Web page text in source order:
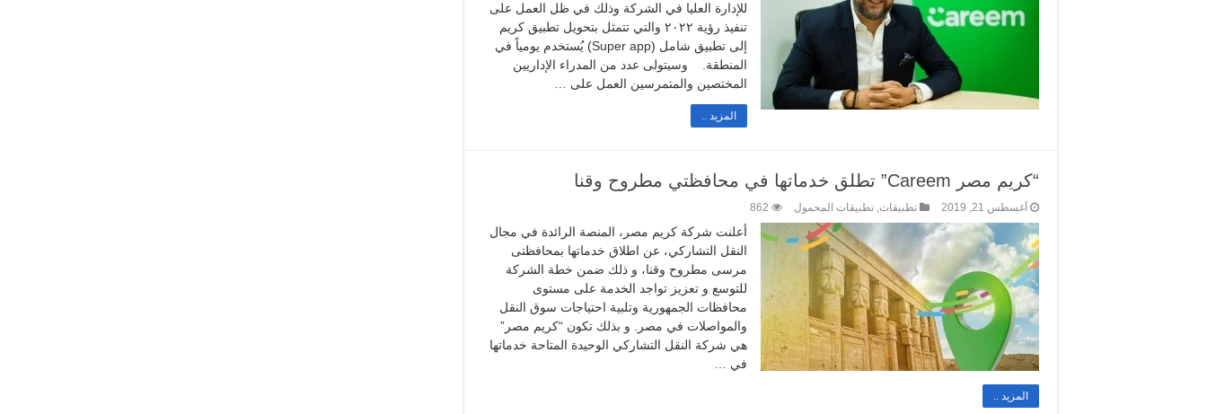
للإدارة العليا في الشركة وذلك في ظل العمل على
تنفيذ رؤية ٢٠٢٢ والتي تتمثل بتحويل تطبيق كريم
إلى تطبيق شامل (Super app) يُستخدم يومياً في
المنطقة. وسيتولى عدد من المدراء الإداريين
المختصين والمتمرسين العمل على …
المزيد ..
“كريم مصر Careem” تطلق خدماتها في محافظتي مطروح وقنا
أغسطس 21, 2019 تطبيقات, تطبيقات المحمول 862
أعلنت شركة كريم مصر، المنصة الرائدة في مجال
النقل التشاركي، عن اطلاق خدماتها بمحافظتى
مرسى مطروح وقنا، و ذلك ضمن خطة الشركة
للتوسع و تعزيز تواجد الخدمة على مستوى
محافظات الجمهورية وتلبية احتياجات سوق النقل
والمواصلات في مصر. و بذلك تكون “كريم مصر”
هي شركة النقل التشاركي الوحيدة المتاحة خدماتها
في …
المزيد ..